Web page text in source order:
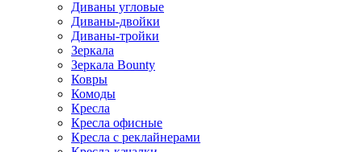
Диваны угловые
Диваны-двойки
Диваны-тройки
Зеркала
Зеркала Bounty
Ковры
Комоды
Кресла
Кресла офисные
Кресла с реклайнерами